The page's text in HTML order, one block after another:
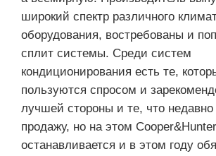
широкий спектр различного
оборудования, востребованы и
сплит системы. Среди систем
кондиционирования есть те,
пользуются спросом и
лучшей стороны и те, что
продажу, но на этом
останавливается и в этом году